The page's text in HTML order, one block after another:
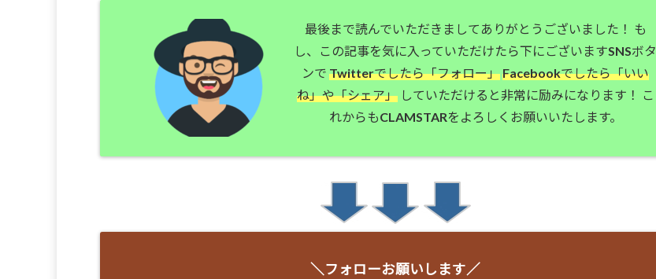
最後まで読んでいただきましてありがとうございました！ も
し、この記事を気に入っていただけたら下にございますSNSボタ
ンでTwitterでしたら「フォロー」Facebookでしたら「いい
ね」や「シェア」していただけると非常に励みになります！ こ
れからもCLAMSTARをよろしくお願いいたします。
＼フォローお願いします／